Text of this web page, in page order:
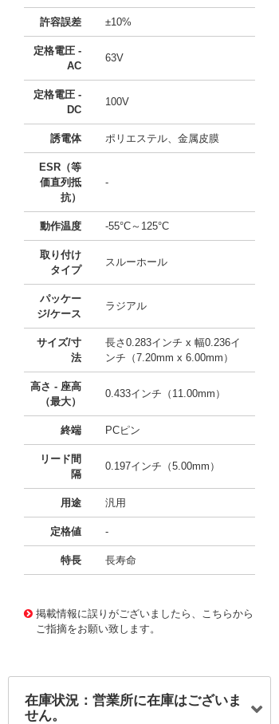
許容誤差 ±10%
定格電圧 -
AC
63V
定格電圧 -
DC
100V
誘電体 ポリエステル、金属皮膜
ESR（等
価直列抵
抗）
-
動作温度 -55°C～125°C
取り付け
タイプ
スルーホール
パッケー
ジ/ケース
ラジアル
サイズ/寸
法
長さ0.283インチ x 幅0.236イ
ンチ（7.20mm x 6.00mm）
高さ - 座高
（最大）
0.433インチ（11.00mm）
終端 PCピン
リード間
隔
0.197インチ（5.00mm）
用途 汎用
定格値 -
特長 長寿命
掲載情報に誤りがございましたら、こちらから
ご指摘をお願い致します。
在庫状況：営業所に在庫はございま
せん。